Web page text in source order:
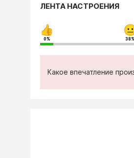
ЛЕНТА НАСТРОЕНИЯ
0% 38%
Какое впечатление